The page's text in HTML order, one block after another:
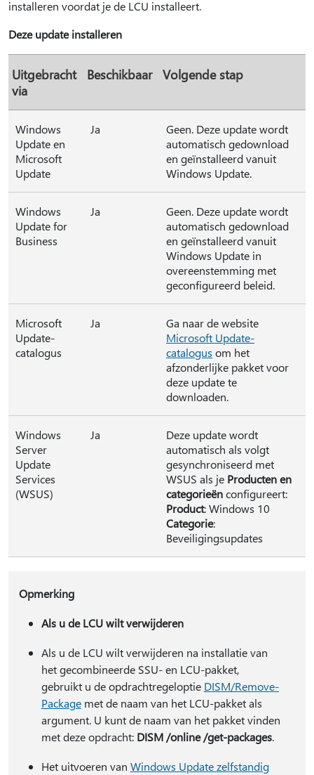
installeren voordat je de LCU installeert.
Deze update installeren
Uitgebracht
via
Beschikbaar Volgende stap
Windows
Update en
Microsoft
Update
Ja
Geen. Deze update wordt
automatisch gedownload
en geïnstalleerd vanuit
Windows Update.
Windows
Update for
Business
Ja
Geen. Deze update wordt
automatisch gedownload
en geïnstalleerd vanuit
Windows Update in
overeenstemming met
geconfigureerd beleid.
Microsoft
Update-
catalogus
Ja
Ga naar de website
Microsoft Update-
catalogus om het
afzonderlijke pakket voor
deze update te
downloaden.
Windows
Server
Update
Services
(WSUS)
Ja
Deze update wordt
automatisch als volgt
gesynchroniseerd met
WSUS als je Producten en
categorieënconfigureert:
Product: Windows 10
Categorie:
Beveiligingsupdates
Opmerking
Als u de LCU wilt verwijderen
Als u de LCU wilt verwijderen na installatie van
het gecombineerde SSU- en LCU-pakket,
gebruikt u de opdrachtregeloptie DISM/Remove-
Packagemet de naam van het LCU-pakket als
argument. U kunt de naam van het pakket vinden
met deze opdracht: DISM /online /get-packages.
Het uitvoeren van Windows Update zelfstandig